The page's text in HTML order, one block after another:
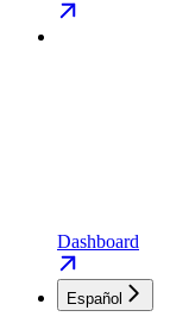
Dashboard
Español